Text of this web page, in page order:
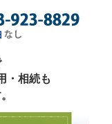
・相続も